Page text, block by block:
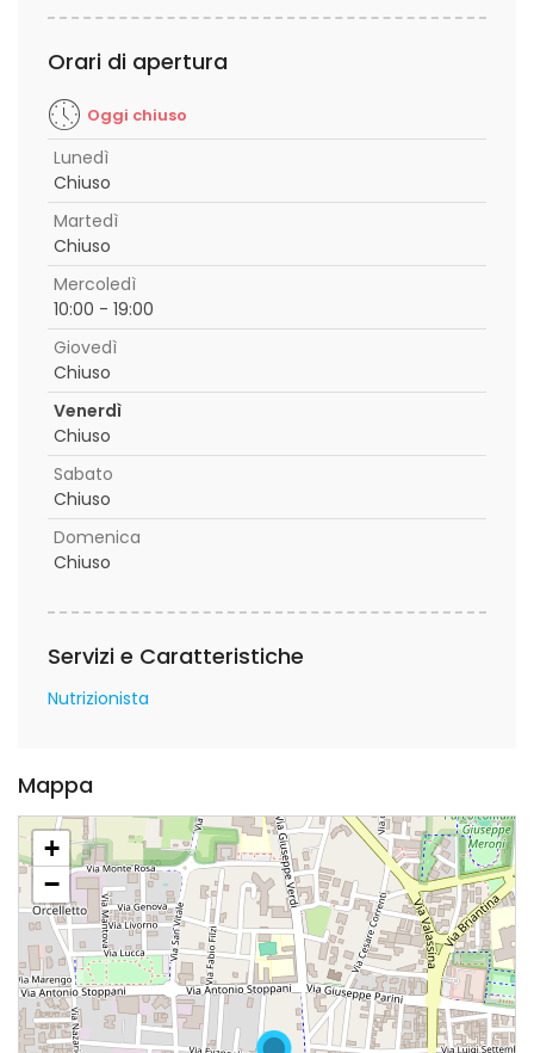
Orari di apertura
Oggi chiuso
Lunedì
Chiuso
Martedì
Chiuso
Mercoledì
10:00 - 19:00
Giovedì
Chiuso
Venerdì
Chiuso
Sabato
Chiuso
Domenica
Chiuso
Servizi e Caratteristiche
Nutrizionista
Mappa
+
−